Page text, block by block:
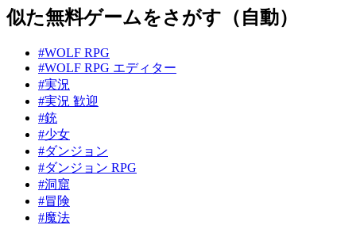
似た無料ゲームをさがす（自動）
#WOLF RPG
#WOLF RPG エディター
#実況
#実況 歓迎
#銃
#少女
#ダンジョン
#ダンジョン RPG
#洞窟
#冒険
#魔法